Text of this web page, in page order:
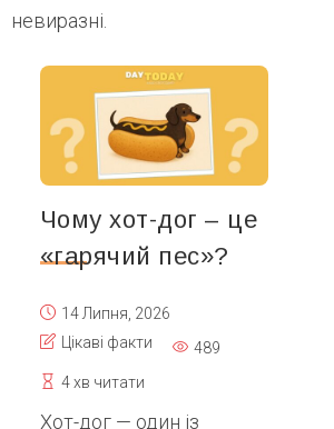
невиразні.
Чому хот-дог – це
«гарячий пес»?
14 Липня, 2026
Цікаві факти
489
4 хв читати
Хот-дог — один із